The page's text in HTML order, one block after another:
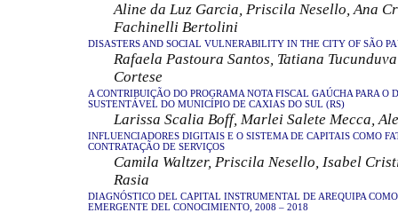
Aline da Luz Garcia, Priscila Nesello, Ana
Fachinelli Bertolini
DISASTERS AND SOCIAL VULNERABILITY IN THE CITY OF SÃO
Rafaela Pastoura Santos, Tatiana
Cortese
A CONTRIBUIÇÃO DO PROGRAMA NOTA FISCAL GAÚCHA PARA O
SUSTENTÁVEL DO MUNICÍPIO DE CAXIAS DO SUL (RS)
Larissa Scalia Boff, Marlei Salete Mecca,
INFLUENCIADORES DIGITAIS E O SISTEMA DE CAPITAIS COMO
CONTRATAÇÃO DE SERVIÇOS
Camila Waltzer, Priscila Nesello, Isabel
Rasia
DIAGNÓSTICO DEL CAPITAL INSTRUMENTAL DE AREQUIPA
EMERGENTE DEL CONOCIMIENTO, 2008 – 2018